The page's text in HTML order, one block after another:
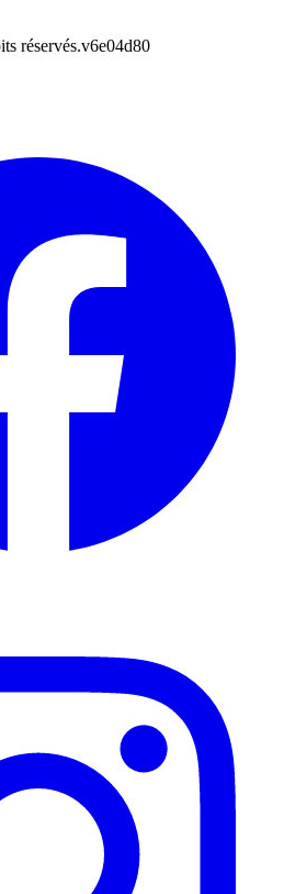
réservés.v6e04d80